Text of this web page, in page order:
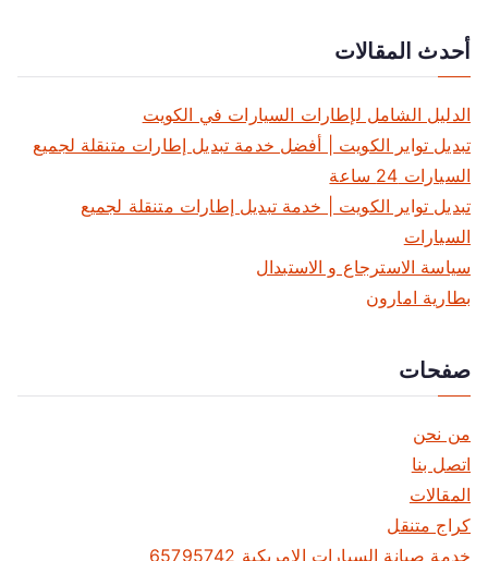
أحدث المقالات
الدليل الشامل لإطارات السيارات في الكويت
تبديل تواير الكويت | أفضل خدمة تبديل إطارات متنقلة لجميع
السيارات 24 ساعة
تبديل تواير الكويت | خدمة تبديل إطارات متنقلة لجميع
السيارات
سياسة الاسترجاع و الاستبدال
بطارية امارون
صفحات
من نحن
اتصل بنا
المقالات
كراج متنقل
خدمة صيانة السيارات الامريكية 65795742